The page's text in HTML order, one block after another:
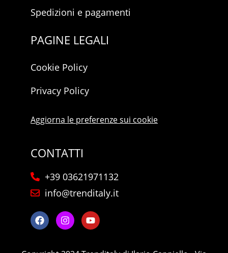
Spedizioni e pagamenti
PAGINE LEGALI
Cookie Policy
Privacy Policy
Aggiorna le preferenze sui cookie
CONTATTI
+39 03621971132
info@trenditaly.it